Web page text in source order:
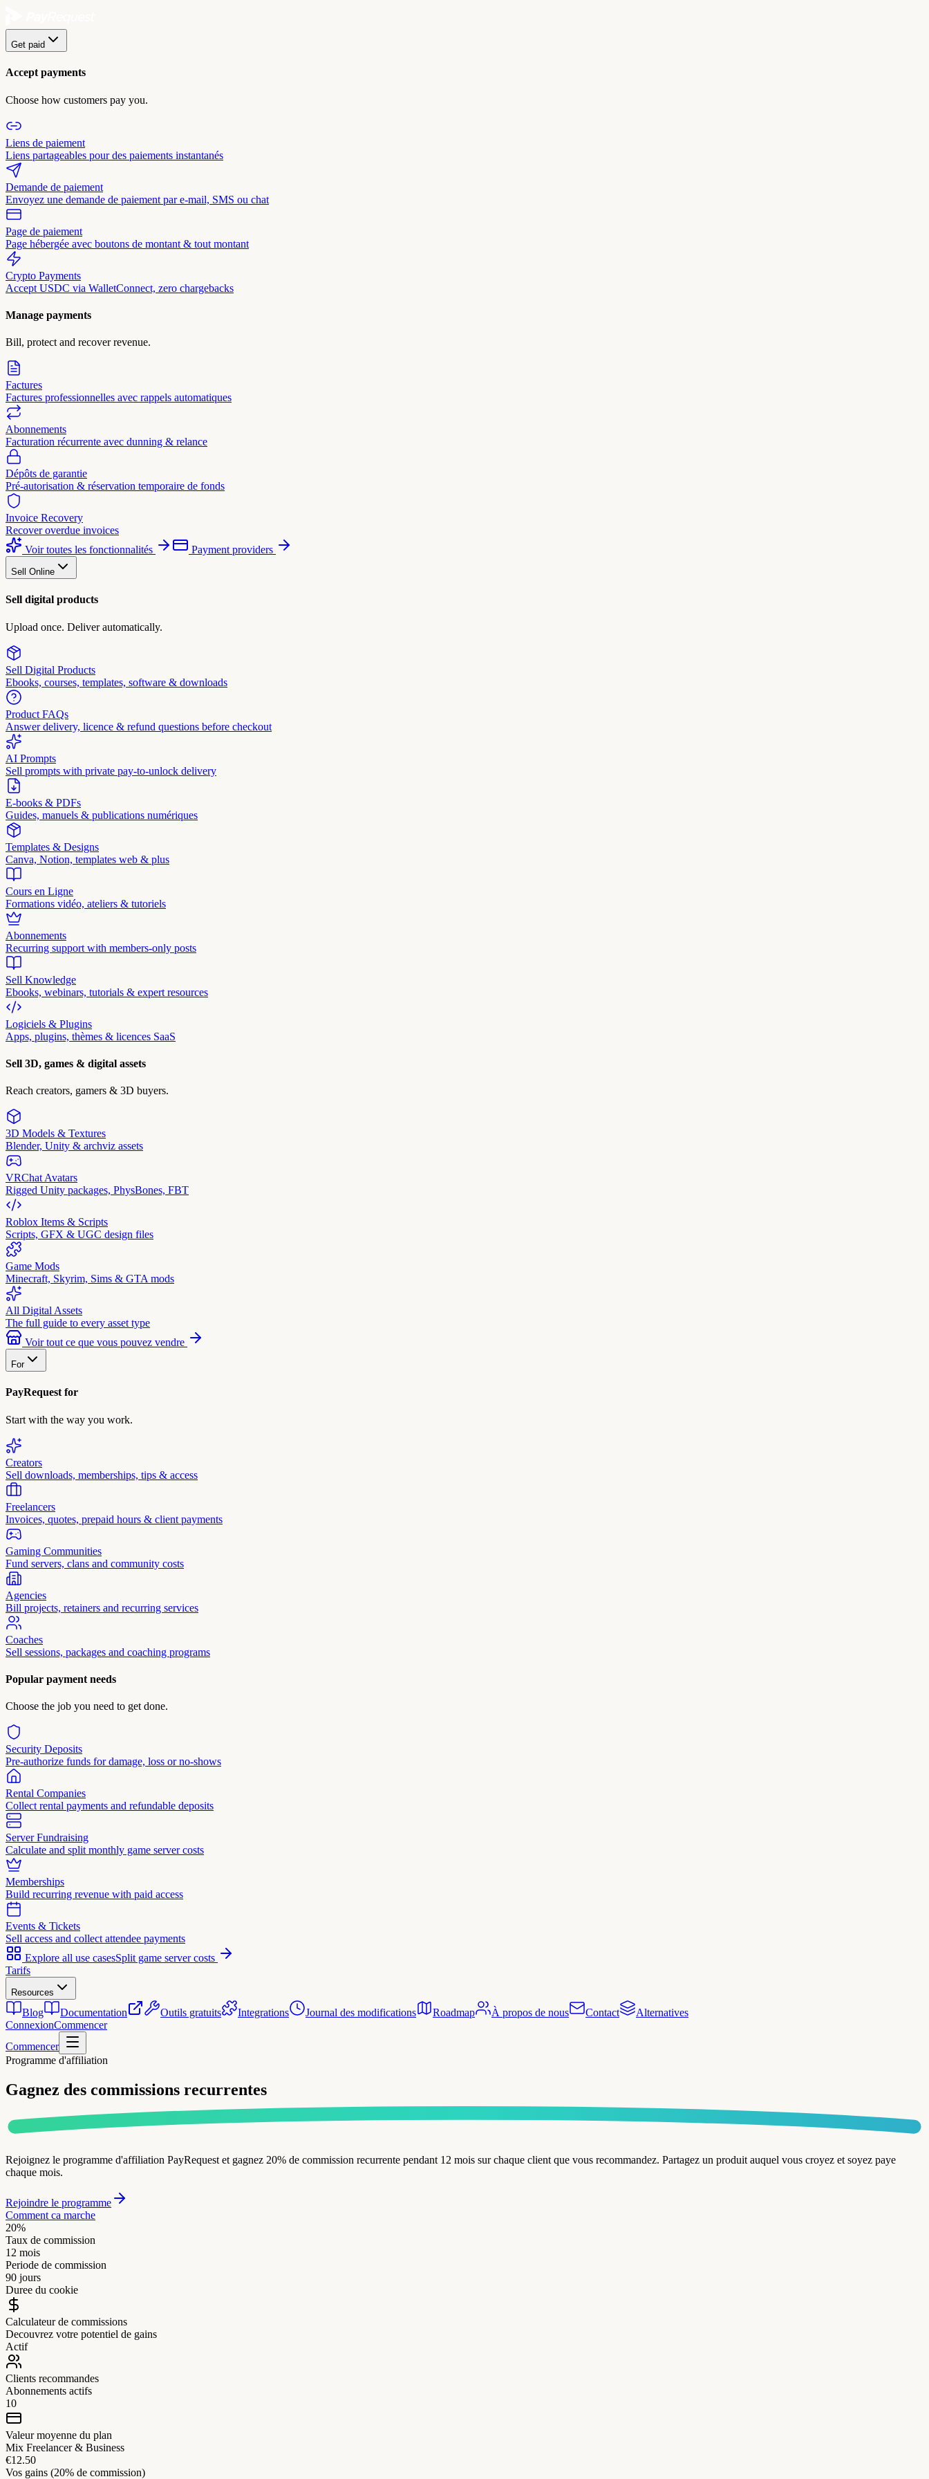
Get paid
Accept payments
Choose how customers pay you.
Liens de paiement
Liens partageables pour des paiements instantanés
Demande de paiement
Envoyez une demande de paiement par e-mail, SMS ou chat
Page de paiement
Page hébergée avec boutons de montant & tout montant
Crypto Payments
Accept USDC via WalletConnect, zero chargebacks
Manage payments
Bill, protect and recover revenue.
Factures
Factures professionnelles avec rappels automatiques
Abonnements
Facturation récurrente avec dunning & relance
Dépôts de garantie
Pré-autorisation & réservation temporaire de fonds
Invoice Recovery
Recover overdue invoices
Voir toutes les fonctionnalités
Payment providers
Sell Online
Sell digital products
Upload once. Deliver automatically.
Sell Digital Products
Ebooks, courses, templates, software & downloads
Product FAQs
Answer delivery, licence & refund questions before checkout
AI Prompts
Sell prompts with private pay-to-unlock delivery
E-books & PDFs
Guides, manuels & publications numériques
Templates & Designs
Canva, Notion, templates web & plus
Cours en Ligne
Formations vidéo, ateliers & tutoriels
Abonnements
Recurring support with members-only posts
Sell Knowledge
Ebooks, webinars, tutorials & expert resources
Logiciels & Plugins
Apps, plugins, thèmes & licences SaaS
Sell 3D, games & digital assets
Reach creators, gamers & 3D buyers.
3D Models & Textures
Blender, Unity & archviz assets
VRChat Avatars
Rigged Unity packages, PhysBones, FBT
Roblox Items & Scripts
Scripts, GFX & UGC design files
Game Mods
Minecraft, Skyrim, Sims & GTA mods
All Digital Assets
The full guide to every asset type
Voir tout ce que vous pouvez vendre
For
PayRequest for
Start with the way you work.
Creators
Sell downloads, memberships, tips & access
Freelancers
Invoices, quotes, prepaid hours & client payments
Gaming Communities
Fund servers, clans and community costs
Agencies
Bill projects, retainers and recurring services
Coaches
Sell sessions, packages and coaching programs
Popular payment needs
Choose the job you need to get done.
Security Deposits
Pre-authorize funds for damage, loss or no-shows
Rental Companies
Collect rental payments and refundable deposits
Server Fundraising
Calculate and split monthly game server costs
Memberships
Build recurring revenue with paid access
Events & Tickets
Sell access and collect attendee payments
Explore all use casesSplit game server costs
Tarifs
Resources
Blog Documentation Outils gratuits Integrations Journal des modifications Roadmap À propos de nous Contact
Alternatives
ConnexionCommencer
Commencer
Programme d'affiliation
Gagnez des commissions recurrentes
Rejoignez le programme d'affiliation PayRequest et gagnez 20% de commission recurrente pendant 12 mois sur chaque client que vous recommandez. Partagez un produit auquel vous croyez et soyez paye
chaque mois.
Rejoindre le programme
Comment ca marche
20%
Taux de commission
12 mois
Periode de commission
90 jours
Duree du cookie
Calculateur de commissions
Decouvrez votre potentiel de gains
Actif
Clients recommandes
Abonnements actifs
10
Valeur moyenne du plan
Mix Freelancer & Business
€12.50
Vos gains (20% de commission)